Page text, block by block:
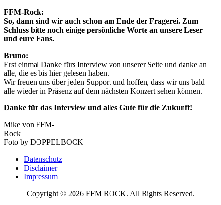
FFM-Rock:
So, dann sind wir auch schon am Ende der Fragerei. Zum
Schluss bitte noch einige persönliche Worte an unsere Leser
und eure Fans.
Bruno:
Erst einmal Danke fürs Interview von unserer Seite und danke an
alle, die es bis hier gelesen haben.
Wir freuen uns über jeden Support und hoffen, dass wir uns bald
alle wieder in Präsenz auf dem nächsten Konzert sehen können.
Danke für das Interview und alles Gute für die Zukunft!
Mike von FFM-
Foto by DOPPELBOCK
Datenschutz
Disclaimer
Impressum
Copyright © 2026 FFM ROCK. All Rights Reserved.